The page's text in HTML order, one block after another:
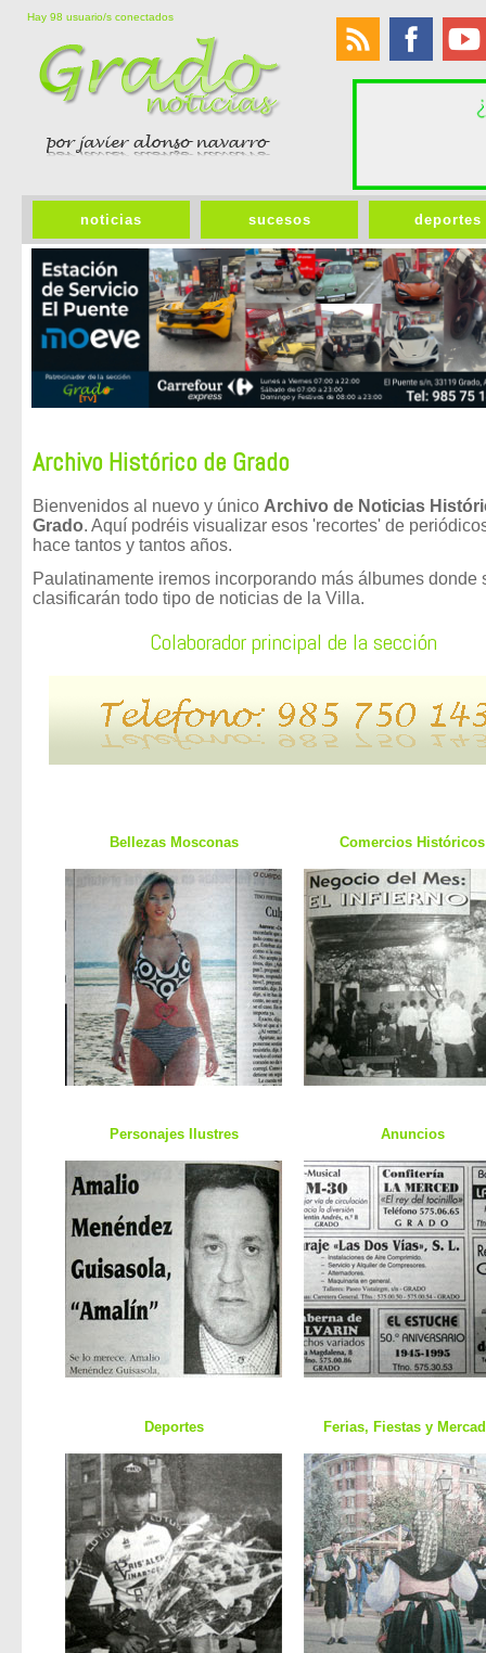
Hay 98 usuario/s conectados
noticias sucesos deportes
Archivo Histórico de Grado
Bienvenidos al nuevo y único Archivo de Noticias
Grado. Aquí podréis visualizar esos 'recortes' de
hace tantos y tantos años.
Paulatinamente iremos incorporando más álbumes donde
clasificarán todo tipo de noticias de la Villa.
Colaborador principal de la sección
Bellezas Mosconas Comercios Históricos
Personajes Ilustres Anuncios
Deportes Ferias, Fiestas y